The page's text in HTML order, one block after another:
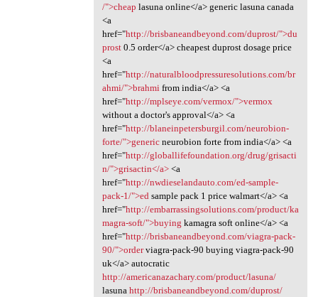
/">cheap lasuna online</a> generic lasuna canada
<a
href="http://brisbaneandbeyond.com/duprost/">du
prost0.5 order</a> cheapest duprost dosage price
<a
href="http://naturalbloodpressuresolutions.com/br
ahmi/">brahmi from india</a> <a
href="http://mplseye.com/vermox/">vermox
without a doctor's approval</a> <a
href="http://blaneinpetersburgil.com/neurobion-
forte/">genericneurobion forte from india</a> <a
href="http://globallifefoundation.org/drug/grisacti
n/">grisactin</a><a
href="http://nwdieselandauto.com/ed-sample-
pack-1/">ed sample pack 1 price walmart</a> <a
href="http://embarrassingsolutions.com/product/ka
magra-soft/">buying kamagra soft online</a> <a
href="http://brisbaneandbeyond.com/viagra-pack-
90/">orderviagra-pack-90 buying viagra-pack-90
uk</a> autocratic
http://americanazachary.com/product/lasuna/
lasuna http://brisbaneandbeyond.com/duprost/